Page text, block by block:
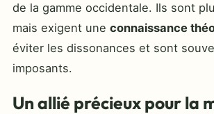
de la gamme occidentale. Ils sont
mais exigent une connaissance
éviter les dissonances et sont
imposants.
Un allié précieux pour la